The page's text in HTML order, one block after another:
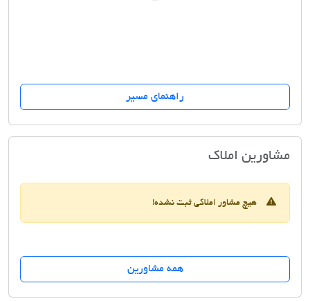
راهنمای مسیر
مشاورین املاکمشاورین املاک اسکان
هیچ مشاور املاکی ثبت نشده!
همه مشاورین